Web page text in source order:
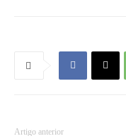
Artigo anterior